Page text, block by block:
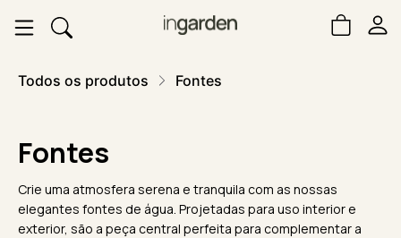
Todos os produtos Fontes
Fontes
Crie uma atmosfera serena e tranquila com as nossas
elegantes fontes de água. Projetadas para uso interior e
exterior, são a peça central perfeita para complementar a